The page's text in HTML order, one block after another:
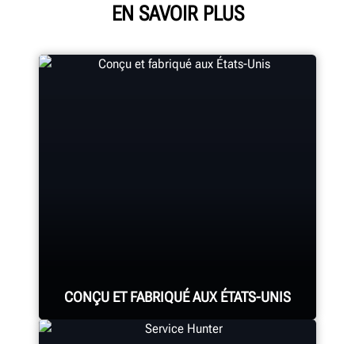
EN SAVOIR PLUS
CONÇU ET FABRIQUÉ AUX ÉTATS-UNIS